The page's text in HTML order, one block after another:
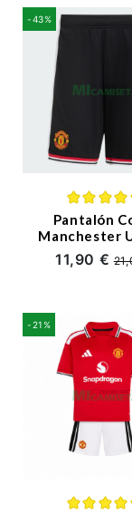
-43%
Pantalón
Manchester
Primera
2026/2027
11,90 €
-21%